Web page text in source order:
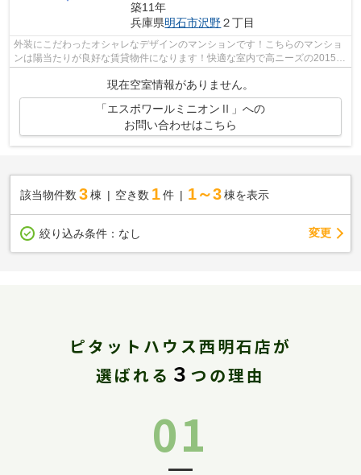
築11年
兵庫県明石市沢野２丁目
外装にこだわったオシャレなデザインのマンションです！こちらのマンショ
ンは陽当たりが良好な賃貸物件になります！快適な室内で高ニーズの2015年
現在空室情報がありません。
「エスポワールミニオンⅡ」への
お問い合わせはこちら
該当物件数 3棟 空き数 1 件 1～3 棟を表示
絞り込み条件： なし 変更
ピタットハウス西明石店が
選ばれる ３ つの理由
01